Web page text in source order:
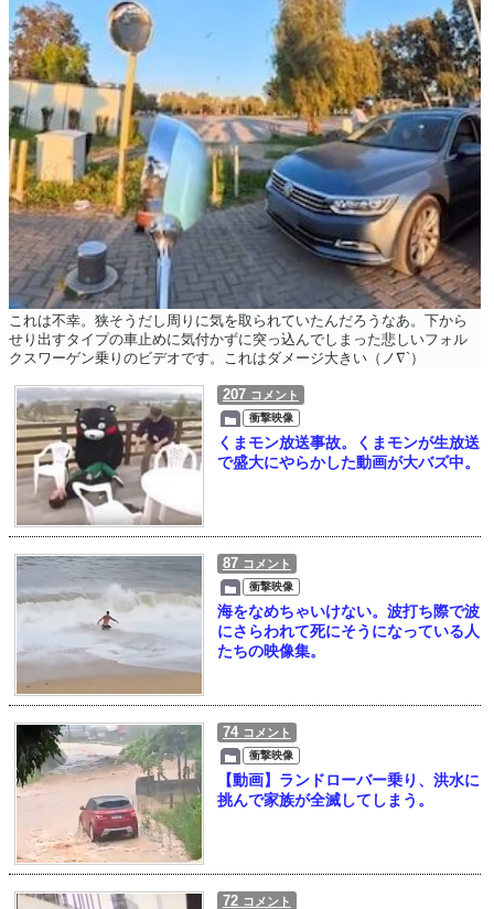
これは不幸。狭そうだし周りに気を取られていたんだろうなあ。下から
せり出すタイプの車止めに気付かずに突っ込んでしまった悲しいフォル
クスワーゲン乗りのビデオです。これはダメージ大きい（ノ∇`）
207 コメント
衝撃映像
くまモン放送事故。くまモンが生放送
で盛大にやらかした動画が大バズ中。
87 コメント
衝撃映像
海をなめちゃいけない。波打ち際で波
にさらわれて死にそうになっている人
たちの映像集。
74 コメント
衝撃映像
【動画】ランドローバー乗り、洪水に
挑んで家族が全滅してしまう。
72 コメント